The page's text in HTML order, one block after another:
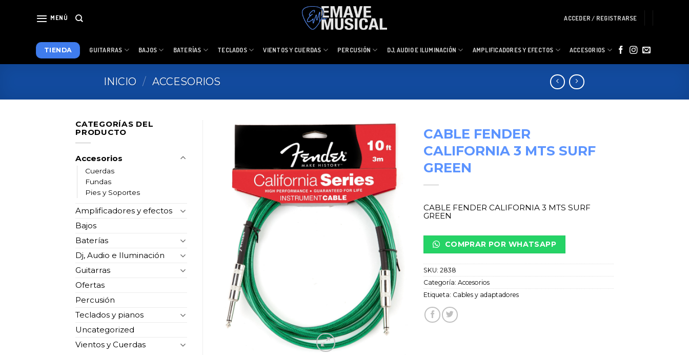
MENÚ ACCEDER / REGISTRARSE
TIENDA GUITARRAS BAJOS BATERÍAS TECLADOS VIENTOS Y CUERDAS PERCUSIÓN DJ, AUDIO E ILUMINACIÓN AMPLIFICADORES Y EFECTOS ACCESORIOS
INICIO / ACCESORIOS
CATEGORÍAS DEL
PRODUCTO
Accesorios
Cuerdas
Fundas
Pies y Soportes
Amplificadores y efectos
Bajos
Baterías
Dj, Audio e Iluminación
Guitarras
Ofertas
Percusión
Teclados y pianos
Uncategorized
Vientos y Cuerdas
CABLE FENDER
CALIFORNIA 3 MTS SURF
GREEN
CABLE FENDER CALIFORNIA 3 MTS SURF
GREEN
COMPRAR POR WHATSAPP
SKU:2838
Categoría:Accesorios
Etiqueta: Cables y adaptadores